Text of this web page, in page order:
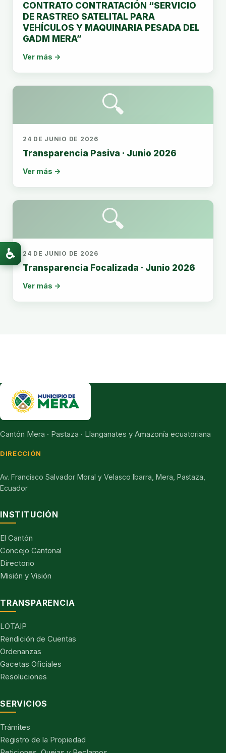
CONTRATO CONTRATACIÓN “SERVICIO
DE RASTREO SATELITAL PARA
VEHÍCULOS Y MAQUINARIA PESADA DEL
GADM MERA”
Ver más →
🔍
24 DE JUNIO DE 2026
Transparencia Pasiva · Junio 2026
Ver más →
🔍
24 DE JUNIO DE 2026
Transparencia Focalizada · Junio 2026
Ver más →
Cantón Mera · Pastaza · Llanganates y Amazonía ecuatoriana
DIRECCIÓN
Av. Francisco Salvador Moral y Velasco Ibarra, Mera, Pastaza,
Ecuador
INSTITUCIÓN
El Cantón
Concejo Cantonal
Directorio
Misión y Visión
TRANSPARENCIA
LOTAIP
Rendición de Cuentas
Ordenanzas
Gacetas Oficiales
Resoluciones
SERVICIOS
Trámites
Registro de la Propiedad
♿